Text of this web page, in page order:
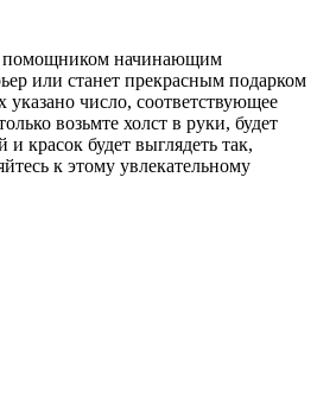
помощником начинающим
или станет прекрасным подарком
число, соответствующее
возьмте холст в руки, будет
красок будет выглядеть так,
к этому увлекательному